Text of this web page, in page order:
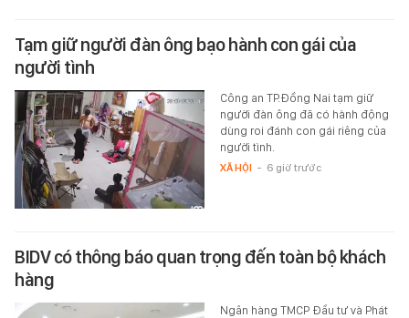
Tạm giữ người đàn ông bạo hành con gái của
người tình
Công an TP.Đồng Nai tạm giữ
người đàn ông đã có hành động
dùng roi đánh con gái riêng của
người tình.
XÃ HỘI - 6 giờ trước
BIDV có thông báo quan trọng đến toàn bộ khách
hàng
Ngân hàng TMCP Đầu tư và Phát